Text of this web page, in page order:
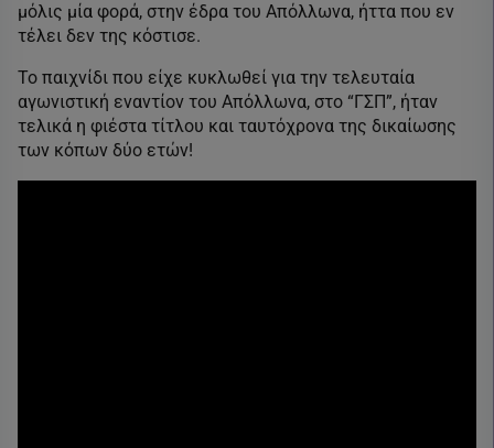
μόλις μία φορά, στην έδρα του Απόλλωνα, ήττα που εν
τέλει δεν της κόστισε.
Το παιχνίδι που είχε κυκλωθεί για την τελευταία
αγωνιστική εναντίον του Απόλλωνα, στο “ΓΣΠ”, ήταν
τελικά η φιέστα τίτλου και ταυτόχρονα της δικαίωσης
των κόπων δύο ετών!